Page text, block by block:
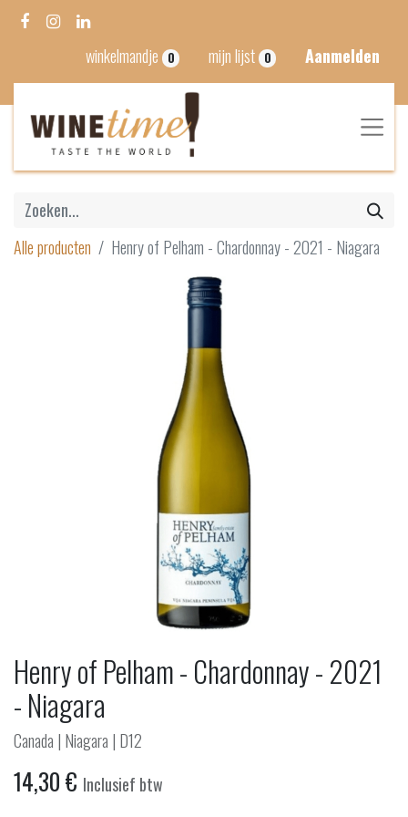
winkelmandje 0 mijn lijst 0 Aanmelden
Alle producten Henry of Pelham - Chardonnay - 2021 - Niagara
Henry of Pelham - Chardonnay - 2021
- Niagara
Canada | Niagara | D12
14,30€ Inclusief btw